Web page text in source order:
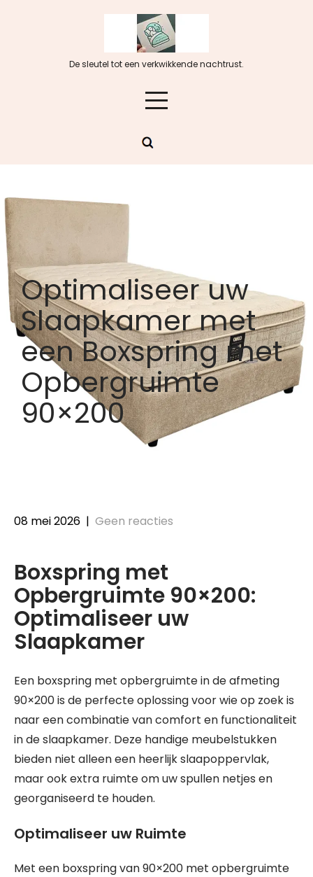
De sleutel tot een verkwikkende nachtrust.
Optimaliseer uw
Slaapkamer met
een Boxspring met
Opbergruimte
90×200
08 mei 2026 | Geen reacties
Boxspring met
Opbergruimte 90×200:
Optimaliseer uw
Slaapkamer
Een boxspring met opbergruimte in de afmeting
90×200 is de perfecte oplossing voor wie op zoek is
naar een combinatie van comfort en functionaliteit
in de slaapkamer. Deze handige meubelstukken
bieden niet alleen een heerlijk slaapoppervlak,
maar ook extra ruimte om uw spullen netjes en
georganiseerd te houden.
Optimaliseer uw Ruimte
Met een boxspring van 90×200 met opbergruimte